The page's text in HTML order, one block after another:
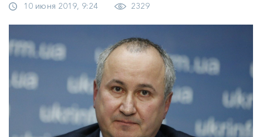
10 июня 2019, 9:24 2329